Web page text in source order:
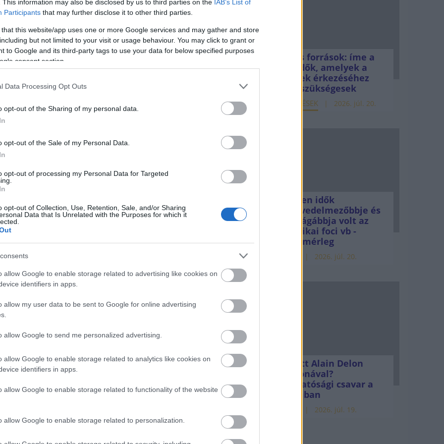
This information may also be disclosed by us to third parties on the IAB’s List of
Participants that may further disclose it to other third parties.
that this website/app uses one or more Google services and may gather and store
but not limited to your visit or usage behaviour. You may click to grant or
to Google and its third-party tags to use your data for below specified purposes
consent section.
Data Processing Opt Outs
opt-out of the Sharing of my personal data.
opt-out of the Sale of my Personal Data.
opt-out of processing my Personal Data for Targeted
opt-out of Collection, Use, Retention, Sale, and/or Sharing
Data that Is Unrelated with the Purposes for which it
allow Google to enable storage related to advertising like cookies on
identifiers in apps.
allow my user data to be sent to Google for online advertising
allow Google to send me personalized advertising.
allow Google to enable storage related to analytics like cookies on
identifiers in apps.
allow Google to enable storage related to functionality of the website
allow Google to enable storage related to personalization.
a figyelembevételével kalkulálható a választható
Díjnavigátoron
eszközt működtetnek
óta működteti e fogyasztóvédelmi eszközét, amely
valamennyi kedvezményét tartalmazza, s
a tekintetben, hogy a biztosítók a díjkalkulációk
eszközként funkcionál, az üzleti érdekek nem
a működtetésében.
kampányban érintettek díjszintje
alatta marad a teljes állomány
mivel döntő részben tizenegy
gépjárművekről van szó, a
lévő személygépkocsik
tartóinak 88 %-a B10
van.
alapján nagyjából minden tizedik vált
Uniós források: íme a
teendők, amelyek a
pénzek érkezéséhez
még szükségesek
ELEMZÉSEK 2026. júl. 20.
Minden idők
legjövedelmezőbbje és
legdrágábbja volt az
amerikai foci vb -
gyorsmérleg
2026. júl. 20.
Mi lett Alain Delon
vagyonával?
Adóhatósági csavar a
sztoriban
2026. júl. 19.